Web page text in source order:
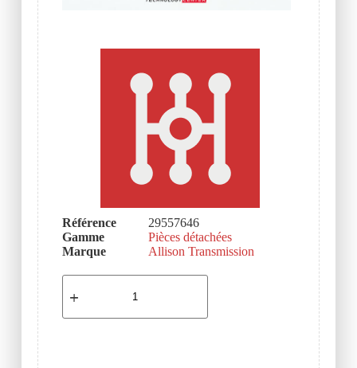
Référence
29557646
Gamme
Pièces détachées
Marque
Allison Transmission